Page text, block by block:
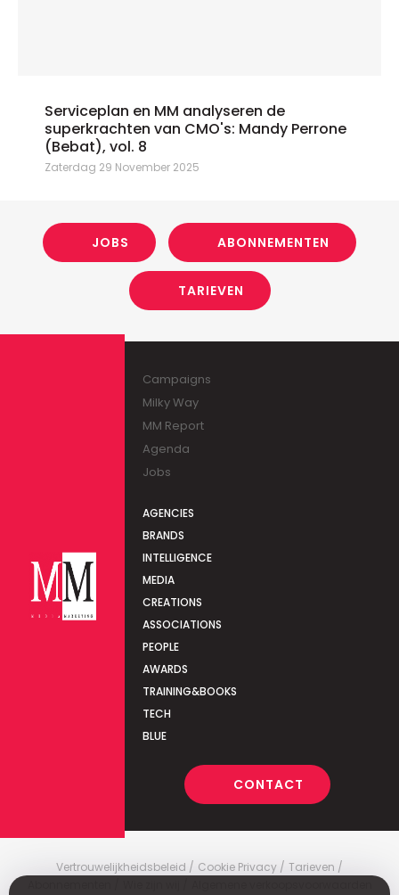
Serviceplan en MM analyseren de
superkrachten van CMO's: Mandy Perrone
(Bebat), vol. 8
Zaterdag 29 November 2025
JOBS ABONNEMENTEN
TARIEVEN
Campaigns
Milky Way
MM Report
Agenda
Jobs
AGENCIES
BRANDS
INTELLIGENCE
MEDIA
CREATIONS
ASSOCIATIONS
PEOPLE
AWARDS
TRAINING&BOOKS
TECH
BLUE
CONTACT
Vertrouwelijkheidsbeleid Cookie Privacy
Tarieven